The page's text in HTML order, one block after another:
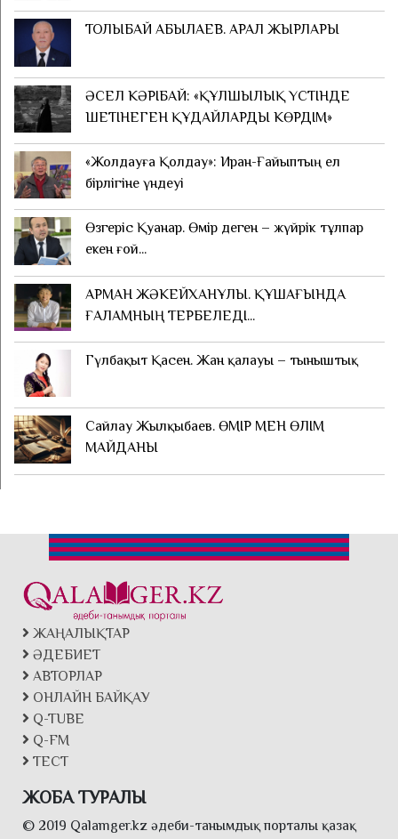
ТОЛЫБАЙ АБЫЛАЕВ. АРАЛ ЖЫРЛАРЫ
ӘСЕЛ КӘРІБАЙ: «ҚҰЛШЫЛЫҚ ҮСТІНДЕ
ШЕТІНЕГЕН ҚҰДАЙЛАРДЫ КӨРДІМ»
«Жолдауға Қолдау»: Иран-Ғайыптың ел
бірлігіне үндеуі
Өзгеріс Қуанар. Өмір деген – жүйрік тұлпар
екен ғой...
АРМАН ЖӘКЕЙХАНҰЛЫ. ҚҰШАҒЫНДА
ҒАЛАМНЫҢ ТЕРБЕЛЕДІ...
Гүлбақыт Қасен. Жан қалауы – тыныштық
Сайлау Жылқыбаев. ӨМІР МЕН ӨЛІМ
МАЙДАНЫ
ЖАҢАЛЫҚТАР
ӘДЕБИЕТ
АВТОРЛАР
ОНЛАЙН БАЙҚАУ
Q-TUBE
Q-FM
ТЕСТ
ЖОБА ТУРАЛЫ
© 2019 Qalamger.kz әдеби-танымдық порталы қазақ